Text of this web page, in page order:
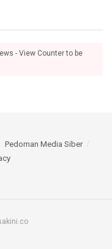
- View Counter to be
Pedoman Media Siber